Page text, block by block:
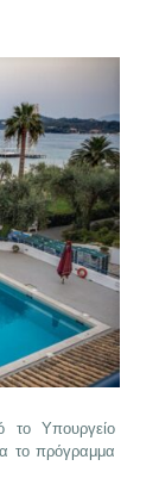
το Υπουργείο
το πρόγραμμα